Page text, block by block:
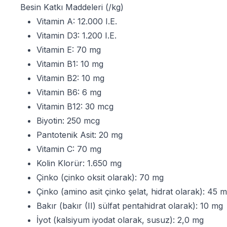
Besin Katkı Maddeleri (/kg)
Vitamin A: 12.000 I.E.
Vitamin D3: 1.200 I.E.
Vitamin E: 70 mg
Vitamin B1: 10 mg
Vitamin B2: 10 mg
Vitamin B6: 6 mg
Vitamin B12: 30 mcg
Biyotin: 250 mcg
Pantotenik Asit: 20 mg
Vitamin C: 70 mg
Kolin Klorür: 1.650 mg
Çinko (çinko oksit olarak): 70 mg
Çinko (amino asit çinko şelat, hidrat olarak): 45
Bakır (bakır (II) sülfat pentahidrat olarak): 10 mg
İyot (kalsiyum iyodat olarak, susuz): 2,0 mg